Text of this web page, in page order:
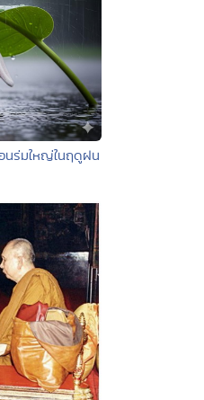
นร่มใหญ่ในฤดูฝน